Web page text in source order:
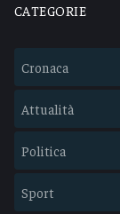
CATEGORIE
Cronaca
Attualità
Politica
Sport